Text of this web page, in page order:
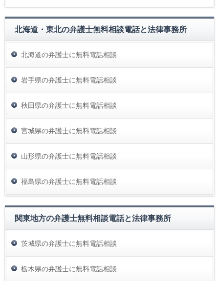
北海道・東北の弁護士無料相談電話と法律事務所
北海道の弁護士に無料電話相談
岩手県の弁護士に無料電話相談
秋田県の弁護士に無料電話相談
宮城県の弁護士に無料電話相談
山形県の弁護士に無料電話相談
福島県の弁護士に無料電話相談
関東地方の弁護士無料相談電話と法律事務所
茨城県の弁護士に無料電話相談
栃木県の弁護士に無料電話相談